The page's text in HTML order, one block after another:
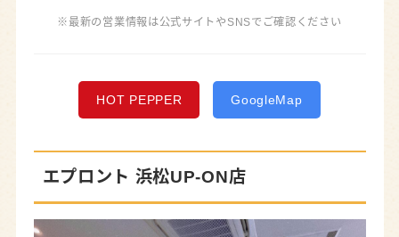
※最新の営業情報は公式サイトやSNSでご確認ください
HOT PEPPER GoogleMap
エプロント 浜松UP-ON店